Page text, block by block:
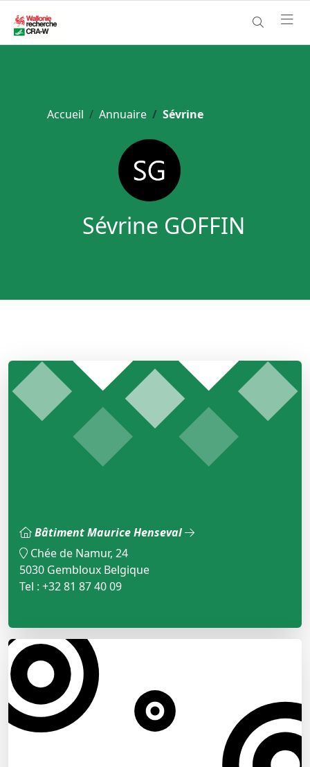
Accueil Annuaire Sévrine
Sévrine GOFFIN
Bâtiment Maurice Henseval
Chée de Namur, 24
5030 Gembloux Belgique
Tel : +32 81 87 40 09